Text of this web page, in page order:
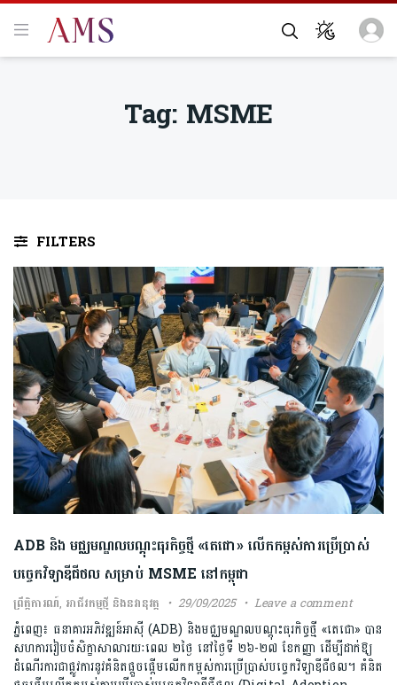
Tag: MSME
FILTERS
ADB និង មជ្ឈមណ្ឌលបណ្តុះធុរកិច្ចថ្មី «តេជោ» លើកកម្ពស់ការប្រើប្រាស់
បច្ចេកវិទ្យាឌីជីថល សម្រាប់ MSME នៅកម្ពុជា
ព្រឹត្តិការណ៍, អាជីវកម្មថ្មី និងនវានុវត្ត 29/09/2025 Leave a comment
ភ្នំពេញ៖ ធនាគារអភិវឌ្ឍន៍អាស៊ី (ADB) និងមជ្ឈមណ្ឌលបណ្តុះធុរកិច្ចថ្មី «តេជោ» បាន
សហការរៀបចំសិក្ខាសាលារយៈពេល ២ថ្ងៃ នៅថ្ងៃទី ២៦-២៧ ខែកញ្ញា ដើម្បីដាក់ឱ្យ
ដំណើរការជាផ្លូវការនូវគំនិតផ្តួចផ្តើមលើកកម្ពស់ការប្រើប្រាស់បច្ចេកវិទ្យាឌីជីថល។ គំនិត